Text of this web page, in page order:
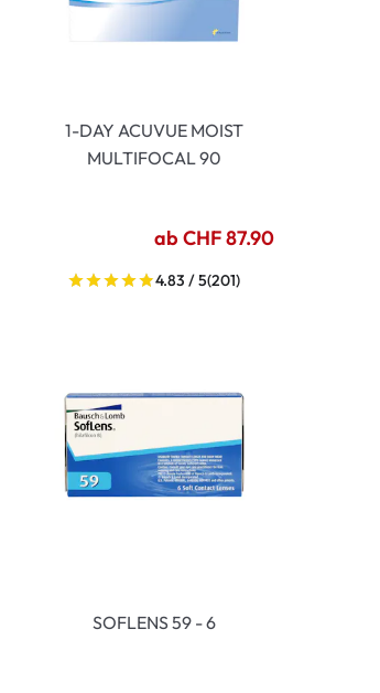
1-DAY ACUVUE MOIST
MULTIFOCAL 90
ab CHF 87.90
4.83 / 5(201)
SOFLENS 59 - 6